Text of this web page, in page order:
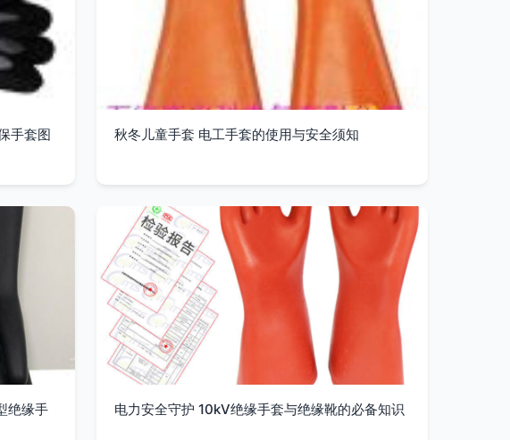
手套图
秋冬儿童手套 电工手套的使用与安全须知
绝缘手
电力安全守护 10kV绝缘手套与绝缘靴的必备知识